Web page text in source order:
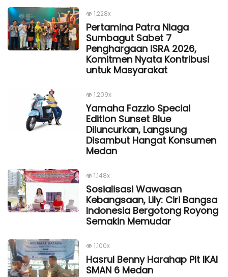
1,228x
Pertamina Patra Niaga
Sumbagut Sabet 7
Penghargaan ISRA 2026,
Komitmen Nyata Kontribusi
untuk Masyarakat
1,209x
Yamaha Fazzio Special
Edition Sunset Blue
Diluncurkan, Langsung
Disambut Hangat Konsumen
Medan
1,148x
Sosialisasi Wawasan
Kebangsaan, Lily: Ciri Bangsa
Indonesia Bergotong Royong
Semakin Memudar
1,100x
Hasrul Benny Harahap Plt IKAl
SMAN 6 Medan